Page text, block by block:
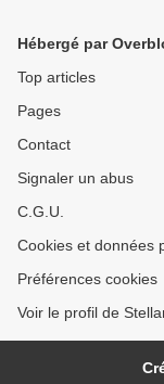
Hébergé par
Top articles
Pages
Contact
Signaler un abus
C.G.U.
Cookies et données
Préférences cookies
Voir le profil de